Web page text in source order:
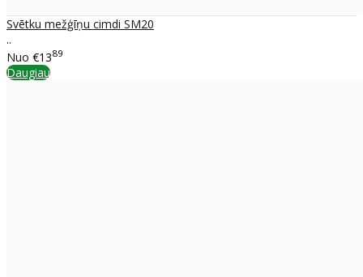
Svētku mežģīņu cimdi SM20
..
Nuo €1389
Daugiau